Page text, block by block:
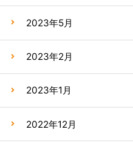
2023年5月
2023年2月
2023年1月
2022年12月